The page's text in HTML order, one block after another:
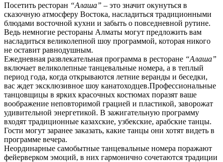
Посетить ресторан “Алаша” – это значит окунуться в
сказочную атмосферу Востока, насладиться традиционными
блюдами восточной кухни и забыть о повседневной рутине.
Ведь немногие рестораны Алматы могут предложить вам
насладиться великолепной шоу программой, которая никого
не оставит равнодушным.
Ежедневная развлекательная программа в ресторане “Алаша”
включает великолепные танцевальные номера, а в теплый
период года, когда открываются летние веранды и беседки,
вас ждет эксклюзивное шоу канатоходцев.Профессиональные
танцовщицы в ярких красочных костюмах поразят ваше
воображение неповторимой грацией и пластикой, заворожат
удивительной энергетикой. В зажигательную программу
входят традиционные казахские, узбекские, арабские танцы.
Гости могут заранее заказать, какие танцы они хотят видеть в
программе вечера.
Неординарные самобытные танцевальные номера поражают
фейерверком эмоций, в них гармонично сочетаются традиции